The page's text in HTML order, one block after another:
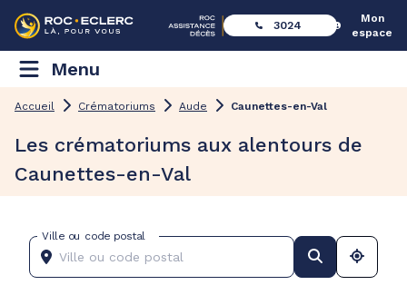
3024
Mon
espace
Menu
Accueil Crématoriums Aude Caunettes-en-Val
Les crématoriums aux alentours de
Caunettes-en-Val
Ville ou code postal